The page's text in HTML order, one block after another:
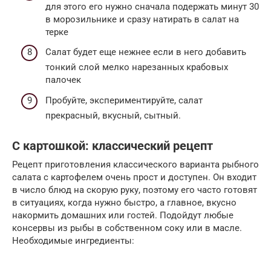
для этого его нужно сначала подержать минут 30
в морозильнике и сразу натирать в салат на
терке
Салат будет еще нежнее если в него добавить
тонкий слой мелко нарезанных крабовых
палочек
Пробуйте, экспериментируйте, салат
прекрасный, вкусный, сытный.
C картошкой: классический рецепт
Рецепт приготовления классического варианта рыбного
салата с картофелем очень прост и доступен. Он входит
в число блюд на скорую руку, поэтому его часто готовят
в ситуациях, когда нужно быстро, а главное, вкусно
накормить домашних или гостей. Подойдут любые
консервы из рыбы в собственном соку или в масле.
Необходимые ингредиенты: